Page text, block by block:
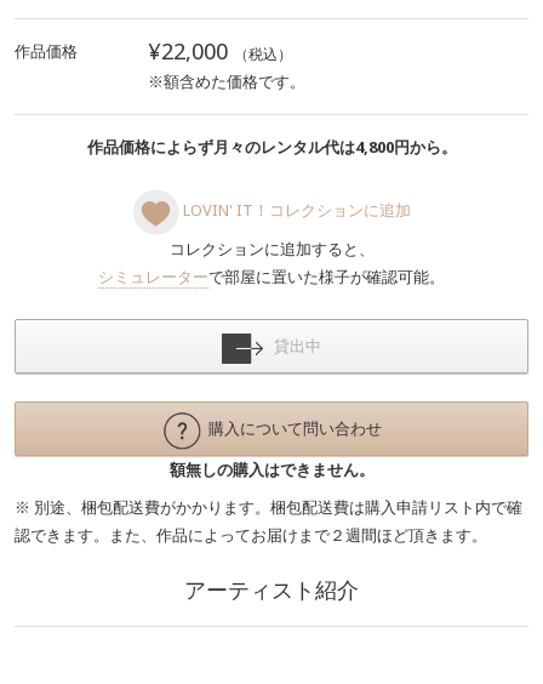
作品価格 ¥22,000 （税込）
※額含めた価格です。
作品価格によらず月々のレンタル代は4,800円から。
LOVIN' IT！コレクションに追加
コレクションに追加すると、
シミュレーターで部屋に置いた様子が確認可能。
貸出中
購入について問い合わせ
額無しの購入はできません。
※ 別途、梱包配送費がかかります。梱包配送費は購入申請リスト内で確
認できます。また、作品によってお届けまで２週間ほど頂きます。
アーティスト紹介